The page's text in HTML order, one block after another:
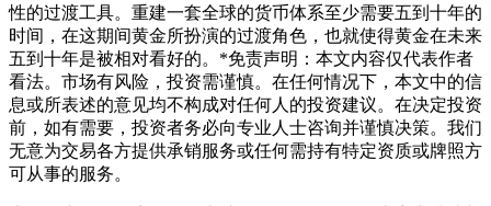
性的过渡工具。重建一套全球的货币体系至少需要五到十年的
时间，在这期间黄金所扮演的过渡角色，也就使得黄金在未来
五到十年是被相对看好的。*免责声明：本文内容仅代表作者
看法。市场有风险，投资需谨慎。在任何情况下，本文中的信
息或所表述的意见均不构成对任何人的投资建议。在决定投资
前，如有需要，投资者务必向专业人士咨询并谨慎决策。我们
无意为交易各方提供承销服务或任何需持有特定资质或牌照方
可从事的服务。